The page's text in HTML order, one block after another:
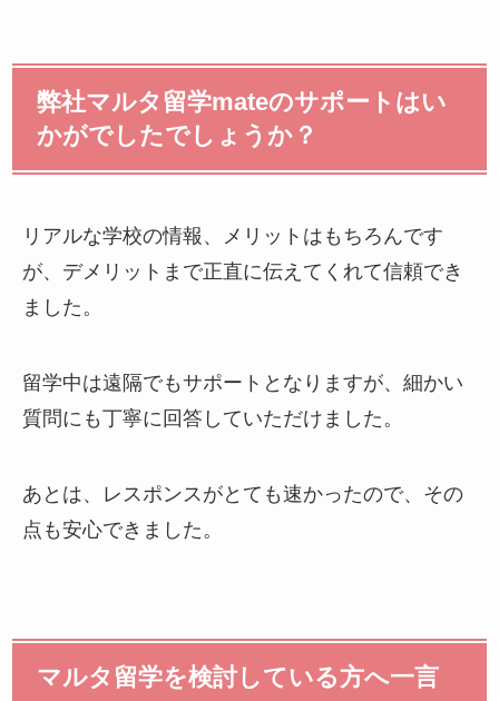
弊社マルタ留学mateのサポートはい
かがでしたでしょうか？
リアルな学校の情報、メリットはもちろんです
が、デメリットまで正直に伝えてくれて信頼でき
ました。
留学中は遠隔でもサポートとなりますが、細かい
質問にも丁寧に回答していただけました。
あとは、レスポンスがとても速かったので、その
点も安心できました。
マルタ留学を検討している方へ一言